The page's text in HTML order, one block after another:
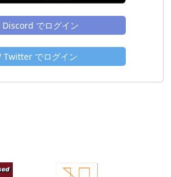
Discord でログイン
Twitter でログイン